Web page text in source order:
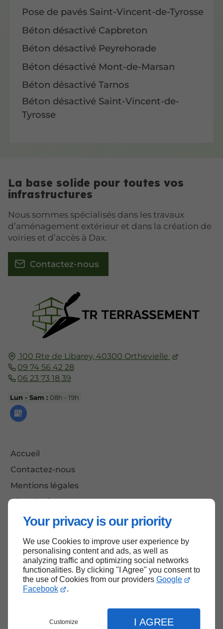
Your privacy is our priority
We use Cookies to improve user experience by
personalising content and ads, as well as
analyzing traffic and optimizing social networks
functionalities. By clicking "I Agree" you consent to
the use of Cookies from our providers Google
Facebook
.
Customize I AGREE
Pose de pavés Saint-Vincent-de-Tyrosse
Béton désactivé Capbreton
Béton désactivé Peyrehorade
Béton désactivé Mont-de-Marsan
Béton désactivé Tarnos
Béton désactivé Saint-Vincent-de-
Tyrosse
100 Rte de Libarey,40300 Orthevielle
09 74 56 42 28
06 23 73 18 39
Lun - Sam :08h - 19h
Accueil
Contactez-nous
Mentions légales
Plan du site
La base solide pour toutes vos
infrastructures
Nous sommes spécialisés dans les travaux
d’aménagement extérieur et dans la création de
voiries et d’accès à Dax.
Contactez-nous
Haut de page